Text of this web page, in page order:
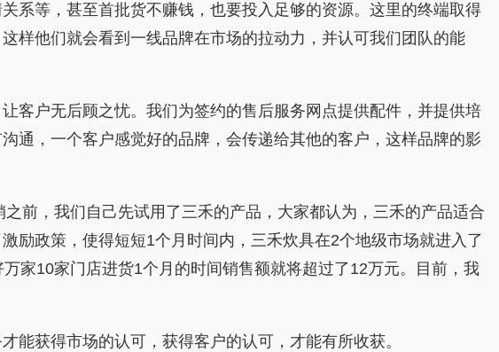
系等，甚至首批货不赚钱，也要投入足够的资源。这里的终端取得
样他们就会看到一线品牌在市场的拉动力，并认可我们团队的能
户无后顾之忧。我们为签约的售后服务网点提供配件，并提供培
通，一个客户感觉好的品牌，会传递给其他的客户，这样品牌的影
，我们自己先试用了三禾的产品，大家都认为，三禾的产品适合
励政策，使得短短1个月时间内，三禾炊具在2个地级市场就进入了
家10家门店进货1个月的时间销售额就将超过了12万元。目前，我
获得市场的认可，获得客户的认可，才能有所收获。